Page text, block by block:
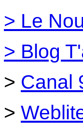
> Le
> Blog
> Canal
>